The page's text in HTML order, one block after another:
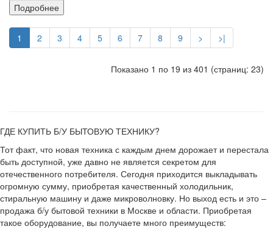
Подробнее
1 2 3 4 5 6 7 8 9 > >|
Показано 1 по 19 из 401 (страниц: 23)
ГДЕ КУПИТЬ Б/У БЫТОВУЮ ТЕХНИКУ?
Тот факт, что новая техника с каждым днем дорожает и перестала
быть доступной, уже давно не является секретом для
отечественного потребителя. Сегодня приходится выкладывать
огромную сумму, приобретая качественный холодильник,
стиральную машину и даже микроволновку. Но выход есть и это –
продажа б/у бытовой техники в Москве и области. Приобретая
такое оборудование, вы получаете много преимуществ: